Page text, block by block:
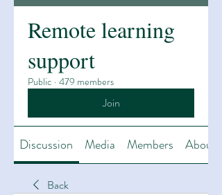
Remote learning
support
Public · 479 members
Join
Discussion Media Members About
Back